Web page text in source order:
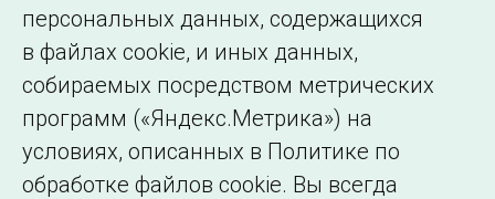
персональных данных, содержащихся
в файлах cookie, и иных данных,
собираемых посредством метрических
программ («Яндекс.Метрика») на
условиях, описанных в Политике по
обработке файлов cookie. Вы всегда